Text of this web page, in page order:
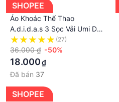
SHOPEE
Áo Khoác Thể Thao
A.d.i.d.a.s 3 Sọc Vải Umi Dày
Dặn Co Giãn. Áo Khoác
Bomber Das Nam Nữ Form
Dáng Unisex Siêu Hot.
(27)
36.000 ₫ -50%
18.000₫
Đã bán 37
SHOPEE